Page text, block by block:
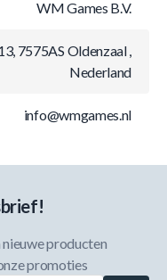
WM Games B.V.
7575AS Oldenzaal ,
Nederland
info@wmgames.nl
nieuwe producten
promoties